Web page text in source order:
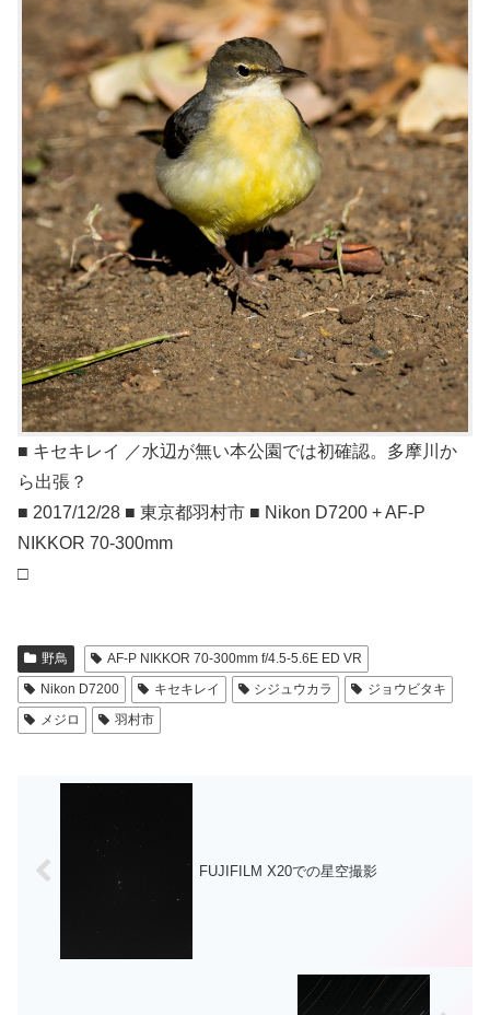
■ キセキレイ ／水辺が無い本公園では初確認。多摩川か
ら出張？
■ 2017/12/28 ■ 東京都羽村市 ■ Nikon D7200 + AF-P
NIKKOR 70-300mm
□
野鳥
AF-P NIKKOR 70-300mm f/4.5-5.6E ED VR
Nikon D7200
キセキレイ シジュウカラ
ジョウビタキ
メジロ
羽村市
FUJIFILM X20での星空撮影